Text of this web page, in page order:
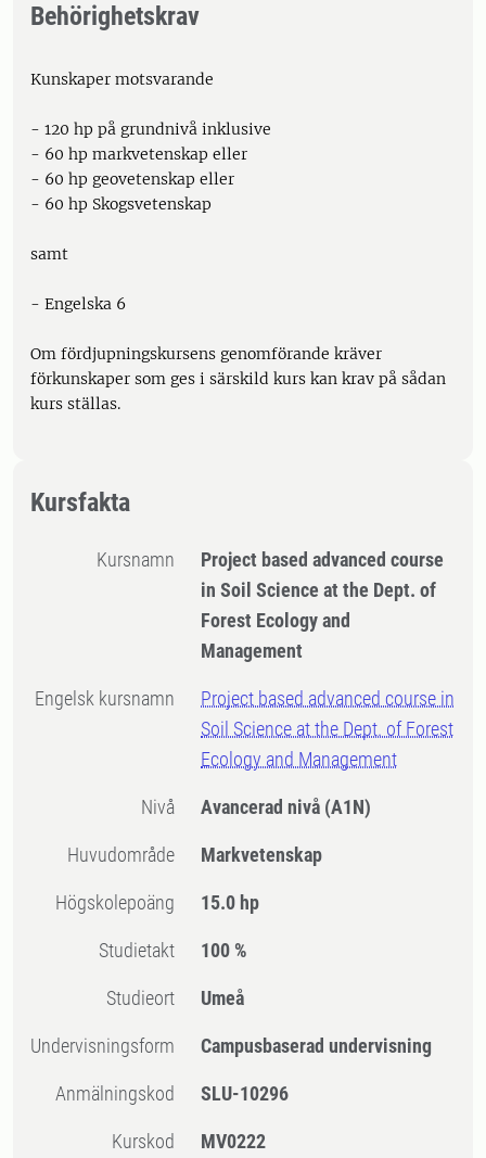
Behörighetskrav
Kunskaper motsvarande
- 120 hp på grundnivå inklusive
- 60 hp markvetenskap eller
- 60 hp geovetenskap eller
- 60 hp Skogsvetenskap
samt
- Engelska 6
Om fördjupningskursens genomförande kräver
förkunskaper som ges i särskild kurs kan krav på sådan
kurs ställas.
Kursfakta
Kursnamn
Project based advanced course
in Soil Science at the Dept. of
Forest Ecology and
Management
Engelsk kursnamn
Project based advanced course in
Soil Science at the Dept. of Forest
Ecology and Management
Nivå Avancerad nivå (A1N)
Huvudområde Markvetenskap
högskolepoäng 15.0 hp
Studietakt 100 %
Studieort Umeå
Undervisningsform Campusbaserad undervisning
Anmälningskod SLU-10296
Kurskod MV0222